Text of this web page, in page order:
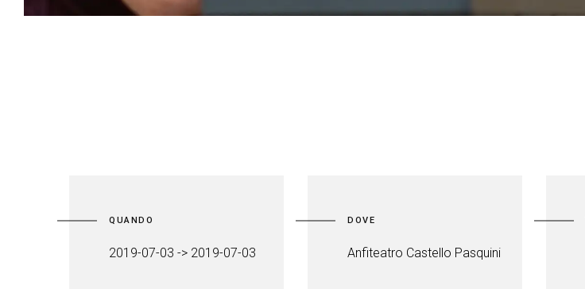
QUANDO
2019-07-03 -> 2019-07-03
DOVE
Anfiteatro Castello Pasquini